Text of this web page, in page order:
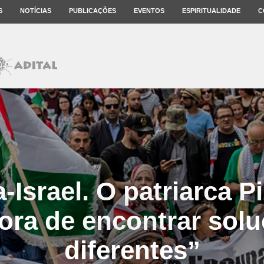
NOTÍCIAS PUBLICAÇÕES EVENTOS ESPIRITUALIDADE
Israel. O patriarca
de encontrar
diferentes”